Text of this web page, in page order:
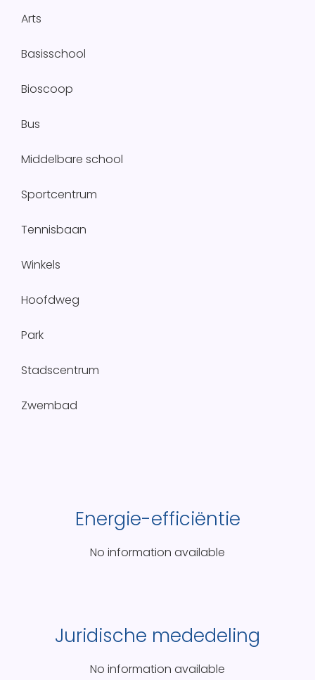
Arts
Basisschool
Bioscoop
Bus
Middelbare school
Sportcentrum
Tennisbaan
Winkels
Hoofdweg
Park
Stadscentrum
Zwembad
Energie-efficiëntie
No information available
Juridische mededeling
No information available